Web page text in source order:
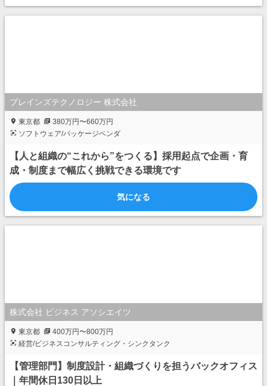
ブレインズテクノロジー 株式会社
東京都
380万円〜660万円
ソフトウェア/パッケージベンダ
【人と組織の“これから”をつくる】採用起点で企画・育
成・制度まで幅広く挑戦できる環境です
気になる
株式会社 ビジネス アソシエイツ
東京都
400万円〜800万円
経営/ビジネスコンサルティング・シンクタンク
【管理部門】制度設計・組織づくりを担うバックオフィス
｜年間休日130日以上